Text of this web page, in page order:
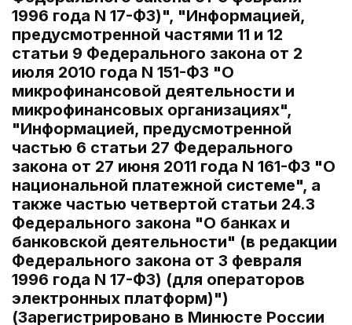
1996 года N 17-ФЗ)", "Информацией,
предусмотренной частями 11 и 12
статьи 9 Федерального закона от 2
июля 2010 года N 151-ФЗ "О
микрофинансовой деятельности и
микрофинансовых организациях",
"Информацией, предусмотренной
частью 6 статьи 27 Федерального
закона от 27 июня 2011 года N 161-ФЗ "О
национальной платежной системе", а
также частью четвертой статьи 24.3
Федерального закона "О банках и
банковской деятельности" (в редакции
Федерального закона от 3 февраля
1996 года N 17-ФЗ) (для операторов
электронных платформ)")
(Зарегистрировано в Минюсте России